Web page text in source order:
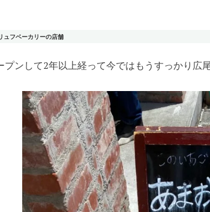
ュフベーカリーの店舗
プンして2年以上経って今ではもうすっかり広